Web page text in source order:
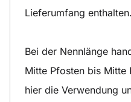
Lieferumfang enthalten.
Bei der Nennlänge
Mitte Pfosten bis Mitte
hier die Verwendung